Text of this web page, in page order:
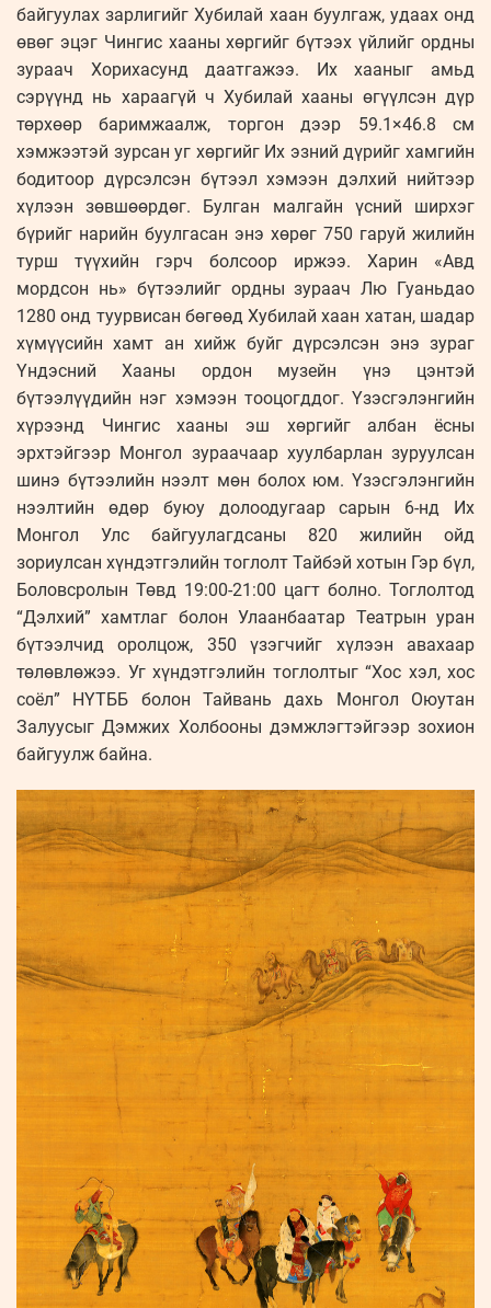
байгуулах зарлигийг Хубилай хаан буулгаж, удаах онд
өвөг эцэг Чингис хааны хөргийг бүтээх үйлийг ордны
зураач Хорихасунд даатгажээ. Их хааныг амьд
сэрүүнд нь хараагүй ч Хубилай хааны өгүүлсэн дүр
төрхөөр баримжаалж, торгон дээр 59.1×46.8 см
хэмжээтэй зурсан уг хөргийг Их эзний дүрийг хамгийн
бодитоор дүрсэлсэн бүтээл хэмээн дэлхий нийтээр
хүлээн зөвшөөрдөг. Булган малгайн үсний ширхэг
бүрийг нарийн буулгасан энэ хөрөг 750 гаруй жилийн
турш түүхийн гэрч болсоор иржээ. Харин «Авд
мордсон нь» бүтээлийг ордны зураач Лю Гуаньдао
1280 онд туурвисан бөгөөд Хубилай хаан хатан, шадар
хүмүүсийн хамт ан хийж буйг дүрсэлсэн энэ зураг
Үндэсний Хааны ордон музейн үнэ цэнтэй
бүтээлүүдийн нэг хэмээн тооцогддог. Үзэсгэлэнгийн
хүрээнд Чингис хааны эш хөргийг албан ёсны
эрхтэйгээр Монгол зураачаар хуулбарлан зуруулсан
шинэ бүтээлийн нээлт мөн болох юм. Үзэсгэлэнгийн
нээлтийн өдөр буюу долоодугаар сарын 6-нд Их
Монгол Улс байгуулагдсаны 820 жилийн ойд
зориулсан хүндэтгэлийн тоглолт Тайбэй хотын Гэр бүл,
Боловсролын Төвд 19:00-21:00 цагт болно. Тоглолтод
“Дэлхий” хамтлаг болон Улаанбаатар Театрын уран
бүтээлчид оролцож, 350 үзэгчийг хүлээн авахаар
төлөвлөжээ. Уг хүндэтгэлийн тоглолтыг “Хос хэл, хос
соёл” НҮТББ болон Тайвань дахь Монгол Оюутан
Залуусыг Дэмжих Холбооны дэмжлэгтэйгээр зохион
байгуулж байна.